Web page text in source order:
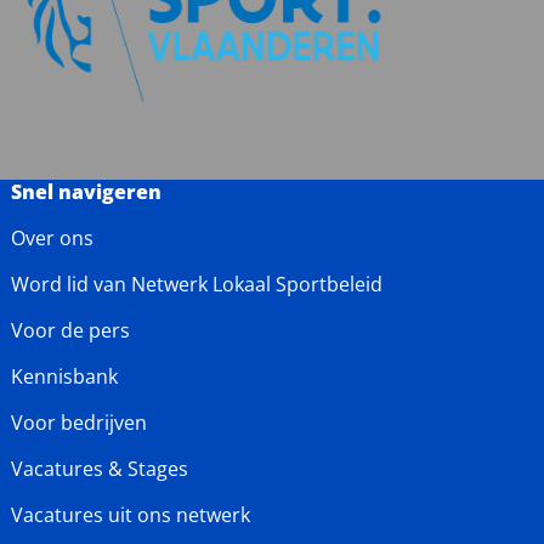
Snel navigeren
Over ons
Word lid van Netwerk Lokaal Sportbeleid
Voor de pers
Kennisbank
Voor bedrijven
Vacatures & Stages
Vacatures uit ons netwerk